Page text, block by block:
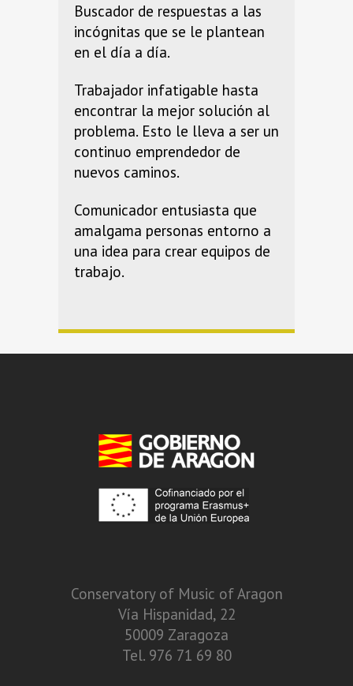
Buscador de respuestas a las
incógnitas que se le plantean
en el día a día.
Trabajador infatigable hasta
encontrar la mejor solución al
problema. Esto le lleva a ser un
continuo emprendedor de
nuevos caminos.
Comunicador entusiasta que
amalgama personas entorno a
una idea para crear equipos de
trabajo.
Conservatory of Music of Aragon
Vía Hispanidad, 22
50009 Zaragoza
Tel. 976 71 69 80